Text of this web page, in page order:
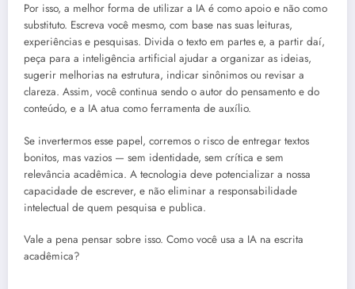
Por isso, a melhor forma de utilizar a IA é como apoio e não como
substituto. Escreva você mesmo, com base nas suas leituras,
experiências e pesquisas. Divida o texto em partes e, a partir daí,
peça para a inteligência artificial ajudar a organizar as ideias,
sugerir melhorias na estrutura, indicar sinônimos ou revisar a
clareza. Assim, você continua sendo o autor do pensamento e do
conteúdo, e a IA atua como ferramenta de auxílio.
Se invertermos esse papel, corremos o risco de entregar textos
bonitos, mas vazios — sem identidade, sem crítica e sem
relevância acadêmica. A tecnologia deve potencializar a nossa
capacidade de escrever, e não eliminar a responsabilidade
intelectual de quem pesquisa e publica.
Vale a pena pensar sobre isso. Como você usa a IA na escrita
acadêmica?